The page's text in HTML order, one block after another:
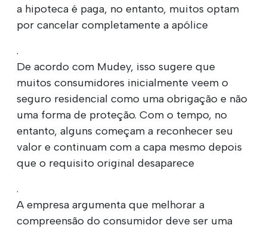
a hipoteca é paga, no entanto, muitos optam
por cancelar completamente a apólice
.
De acordo com Mudey, isso sugere que
muitos consumidores inicialmente veem o
seguro residencial como uma obrigação e não
uma forma de proteção. Com o tempo, no
entanto, alguns começam a reconhecer seu
valor e continuam com a capa mesmo depois
que o requisito original desaparece
.
A empresa argumenta que melhorar a
compreensão do consumidor deve ser uma